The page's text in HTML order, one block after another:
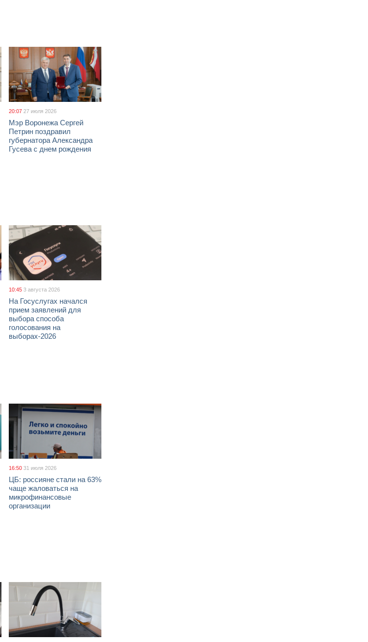
20:07 27 июля 2026
Мэр Воронежа Сергей
Петрин поздравил
губернатора Александра
Гусева с днем рождения
10:45 3 августа 2026
На Госуслугах начался
прием заявлений для
выбора способа
голосования на
выборах-2026
16:50 31 июля 2026
ЦБ: россияне стали на 63%
чаще жаловаться на
микрофинансовые
организации